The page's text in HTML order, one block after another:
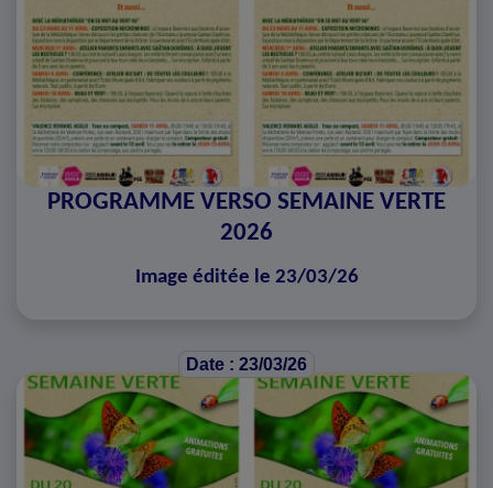
PROGRAMME VERSO SEMAINE VERTE
2026
Image éditée le 23/03/26
Date : 23/03/26